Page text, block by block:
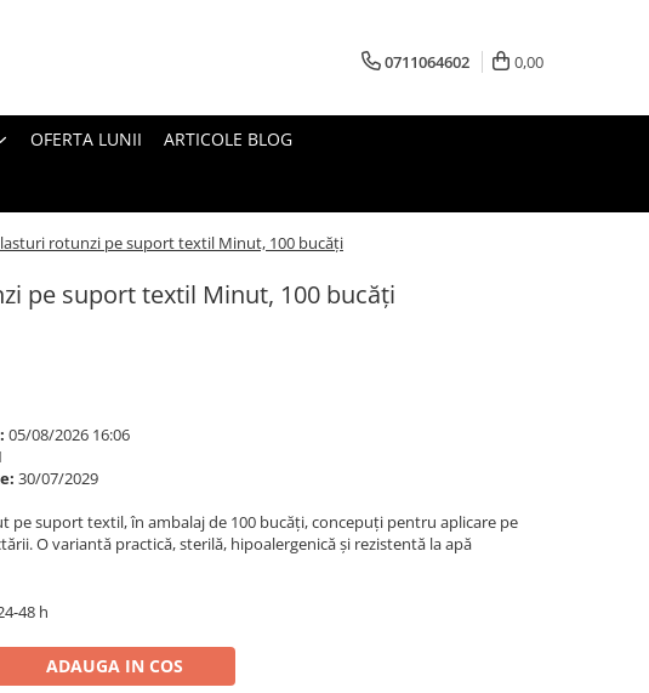
0711064602 0,00
OFERTA LUNII ARTICOLE BLOG
rotunzi pe suport textil Minut, 100 bucăți
pe suport textil Minut, 100 bucăți
05/08/2026 16:06
30/07/2029
pe suport textil, în ambalaj de 100 bucăți, concepuți pentru aplicare pe
O variantă practică, sterilă, hipoalergenică și rezistentă la apă
48 h
ADAUGA IN COS